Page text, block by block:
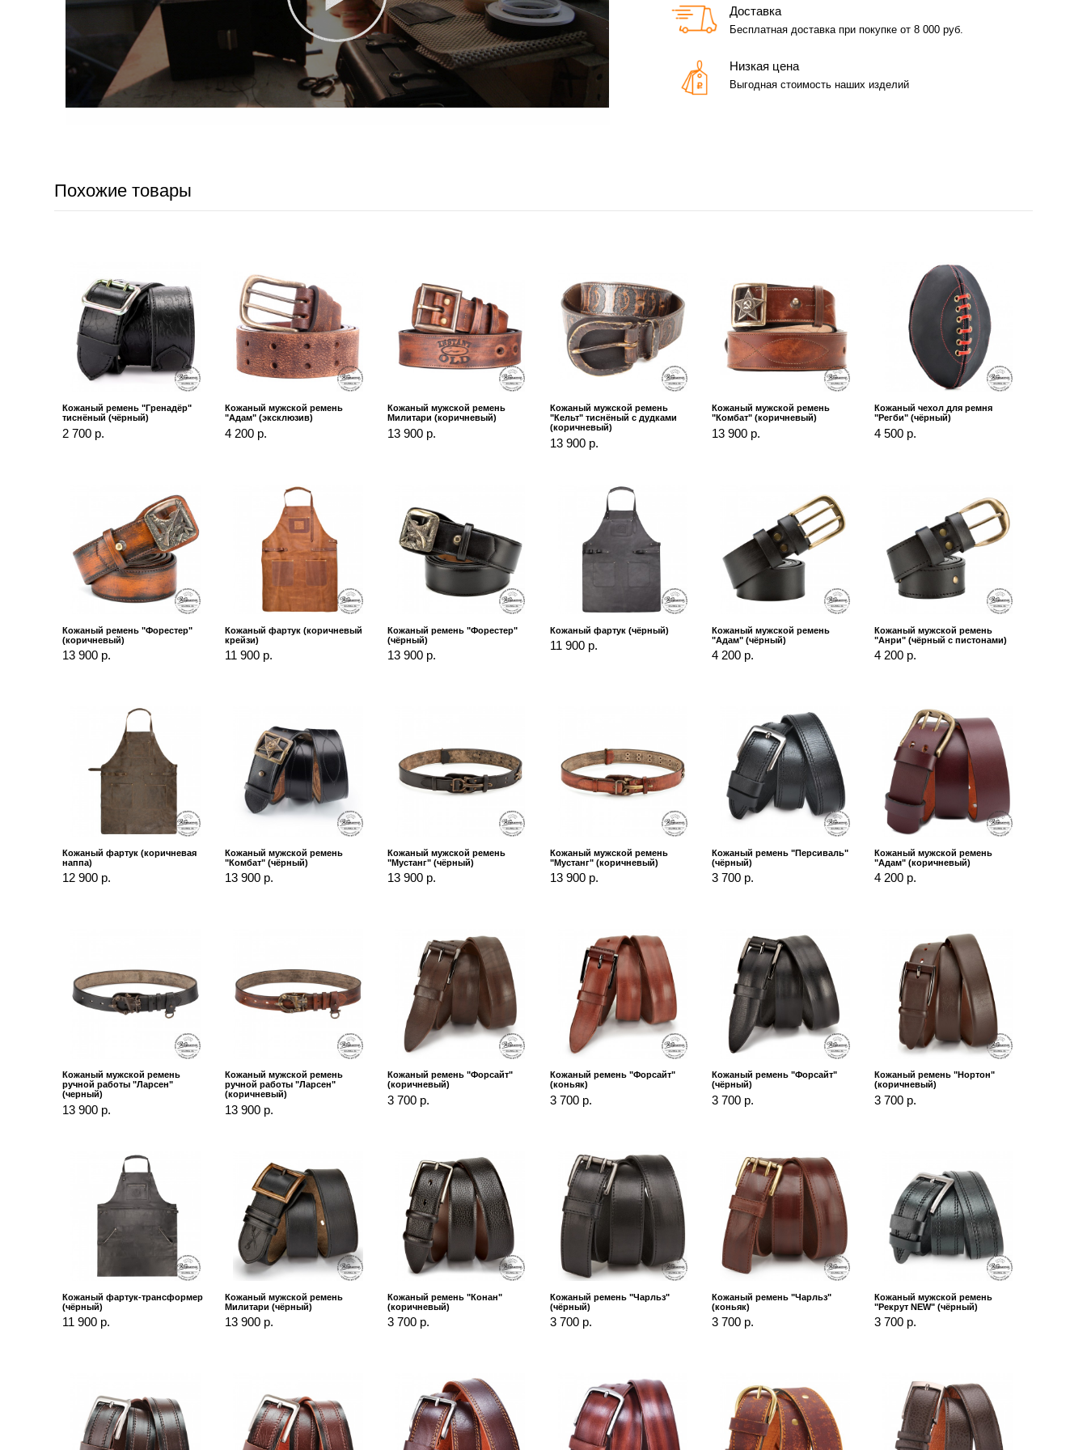
Доставка
Бесплатная доставка при покупке от 8 000 руб.
Низкая цена
Выгодная стоимость наших изделий
Похожие товары
Кожаный ремень "Гренадёр"
тиснёный (чёрный)
2 700 р.
Кожаный мужской ремень
"Адам" (эксклюзив)
4 200 р.
Кожаный мужской ремень
Милитари (коричневый)
13 900 р.
Кожаный мужской ремень
"Кельт" тиснёный с дудками
(коричневый)
13 900 р.
Кожаный мужской ремень
"Комбат" (коричневый)
13 900 р.
Кожаный чехол для ремня
"Регби" (чёрный)
4 500 р.
Кожаный ремень "Форестер"
(коричневый)
13 900 р.
Кожаный фартук (коричневый
крейзи)
11 900 р.
Кожаный ремень "Форестер"
(чёрный)
13 900 р.
Кожаный фартук (чёрный)
11 900 р.
Кожаный мужской ремень
"Адам" (чёрный)
4 200 р.
Кожаный мужской ремень
"Анри" (чёрный с пистонами)
4 200 р.
Кожаный фартук (коричневая
наппа)
12 900 р.
Кожаный мужской ремень
"Комбат" (чёрный)
13 900 р.
Кожаный мужской ремень
"Мустанг" (чёрный)
13 900 р.
Кожаный мужской ремень
"Мустанг" (коричневый)
13 900 р.
Кожаный ремень "Персиваль"
(чёрный)
3 700 р.
Кожаный мужской ремень
"Адам" (коричневый)
4 200 р.
Кожаный мужской ремень
ручной работы "Ларсен"
(черный)
13 900 р.
Кожаный мужской ремень
ручной работы "Ларсен"
(коричневый)
13 900 р.
Кожаный ремень "Форсайт"
(коричневый)
3 700 р.
Кожаный ремень "Форсайт"
(коньяк)
3 700 р.
Кожаный ремень "Форсайт"
(чёрный)
3 700 р.
Кожаный ремень "Нортон"
(коричневый)
3 700 р.
Кожаный фартук-трансформер
(чёрный)
11 900 р.
Кожаный мужской ремень
Милитари (чёрный)
13 900 р.
Кожаный ремень "Конан"
(коричневый)
3 700 р.
Кожаный ремень "Чарльз"
(чёрный)
3 700 р.
Кожаный ремень "Чарльз"
(коньяк)
3 700 р.
Кожаный мужской ремень
"Рекрут NEW" (чёрный)
3 700 р.